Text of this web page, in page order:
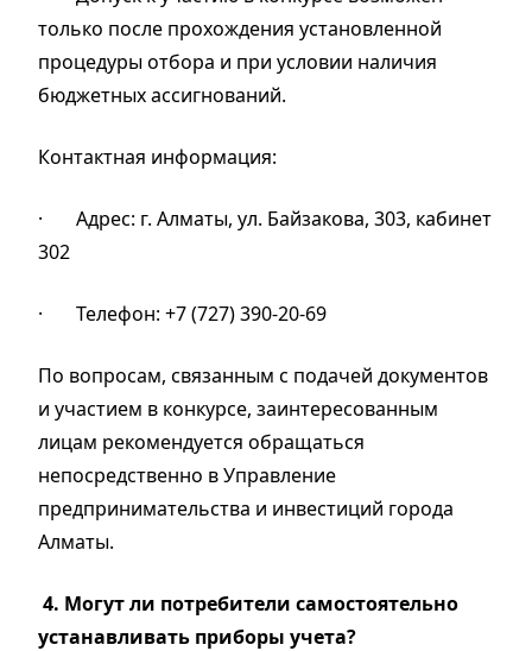
только после прохождения установленной
процедуры отбора и при условии наличия
бюджетных ассигнований.
Контактная информация:
· Адрес: г. Алматы, ул. Байзакова, 303, кабинет
302
· Телефон: +7 (727) 390-20-69
По вопросам, связанным с подачей документов
и участием в конкурсе, заинтересованным
лицам рекомендуется обращаться
непосредственно в Управление
предпринимательства и инвестиций города
Алматы.
4. Могут ли потребители самостоятельно
устанавливать приборы учета?